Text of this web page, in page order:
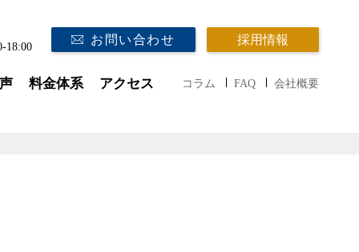
18:00
お問い合わせ 採用情報
料金体系 アクセス コラム FAQ 会社概要